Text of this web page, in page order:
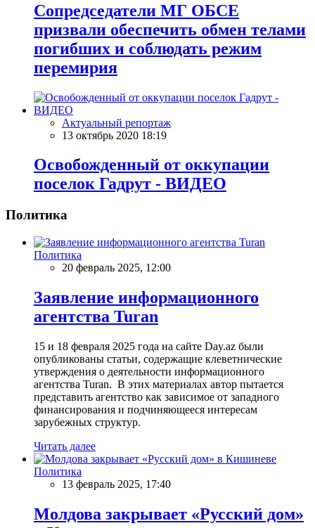
Сопредседатели МГ ОБСЕ
призвали обеспечить обмен телами
погибших и соблюдать режим
перемирия
Актуальный репортаж
13 октябрь 2020 18:19
Освобожденный от оккупации
поселок Гадрут - ВИДЕО
Политика
Политика
20 февраль 2025, 12:00
Заявление информационного
агентства Turan
15 и 18 февраля 2025 года на сайте Day.az были
опубликованы статьи, содержащие клеветнические
утверждения о деятельности информационного
агентства Turan. В этих материалах автор пытается
представить агентство как зависимое от западного
финансирования и подчиняющееся интересам
зарубежных структур.
Читать далее
Политика
13 февраль 2025, 17:40
Молдова закрывает «Русский дом»